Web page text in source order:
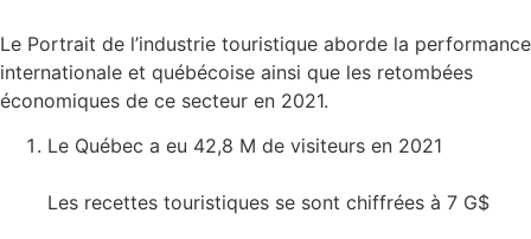
Le Portrait de l’industrie touristique aborde la performance
internationale et québécoise ainsi que les retombées
économiques de ce secteur en 2021.
Le Québec a eu 42,8 M de visiteurs en 2021
Les recettes touristiques se sont chiffrées à 7 G$